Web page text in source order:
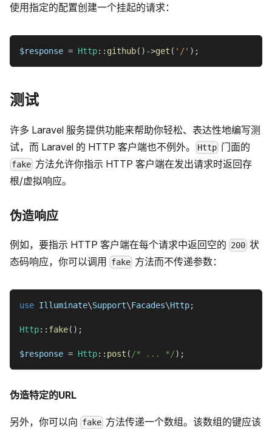
使用指定的配置创建一个挂起的请求：
$response = Http:: github( ) ->get ( '/' ) ;
测试
许多 Laravel 服务提供功能来帮助你轻松、表达性地编写测
试，而 Laravel 的 HTTP 客户端也不例外。
Http 门面的
fake 方法允许你指示 HTTP 客户端在发出请求时返回存
根/虚拟响应。
伪造响应
例如，要指示 HTTP 客户端在每个请求中返回空的 200 状
态码响应，你可以调用
fake 方法而不传递参数：
use Illuminate\Support\Facades\Http;
Http:: fake( ) ;
$response = Http:: post ( /* ... */) ;
伪造特定的URL
另外，你可以向 fake 方法传递一个数组。该数组的键应该